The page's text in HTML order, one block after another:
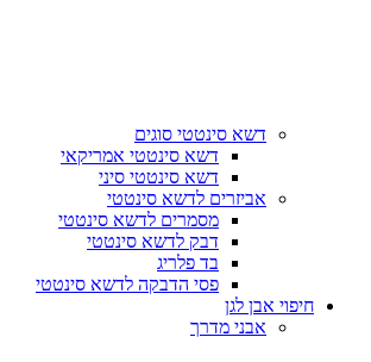
דשא סינטטי סוגים
דשא סינטטי אמריקאי
דשא סינטטי סיני
אביזרים לדשא סינטטי
מסמרים לדשא סינטטי
דבק לדשא סינטטי
בד פלריג
פסי הדבקה לדשא סינטטי
חיפוי אבן לגן
אבני מדרך